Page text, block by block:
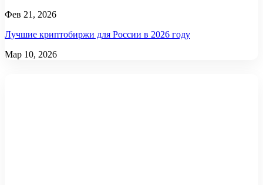
Фев 21, 2026
Лучшие криптобиржи для России в 2026 году
Мар 10, 2026